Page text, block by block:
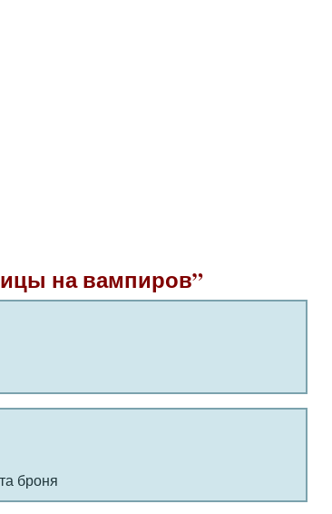
на вампиров”
броня